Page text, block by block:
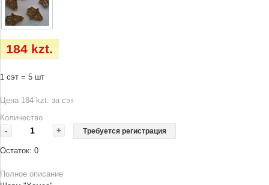
184 kzt.
1 сэт = 5 шт
Цена 184 kzt. за сэт
Количество
- + Требуется регистрация
Остаток: 0
Полное описание